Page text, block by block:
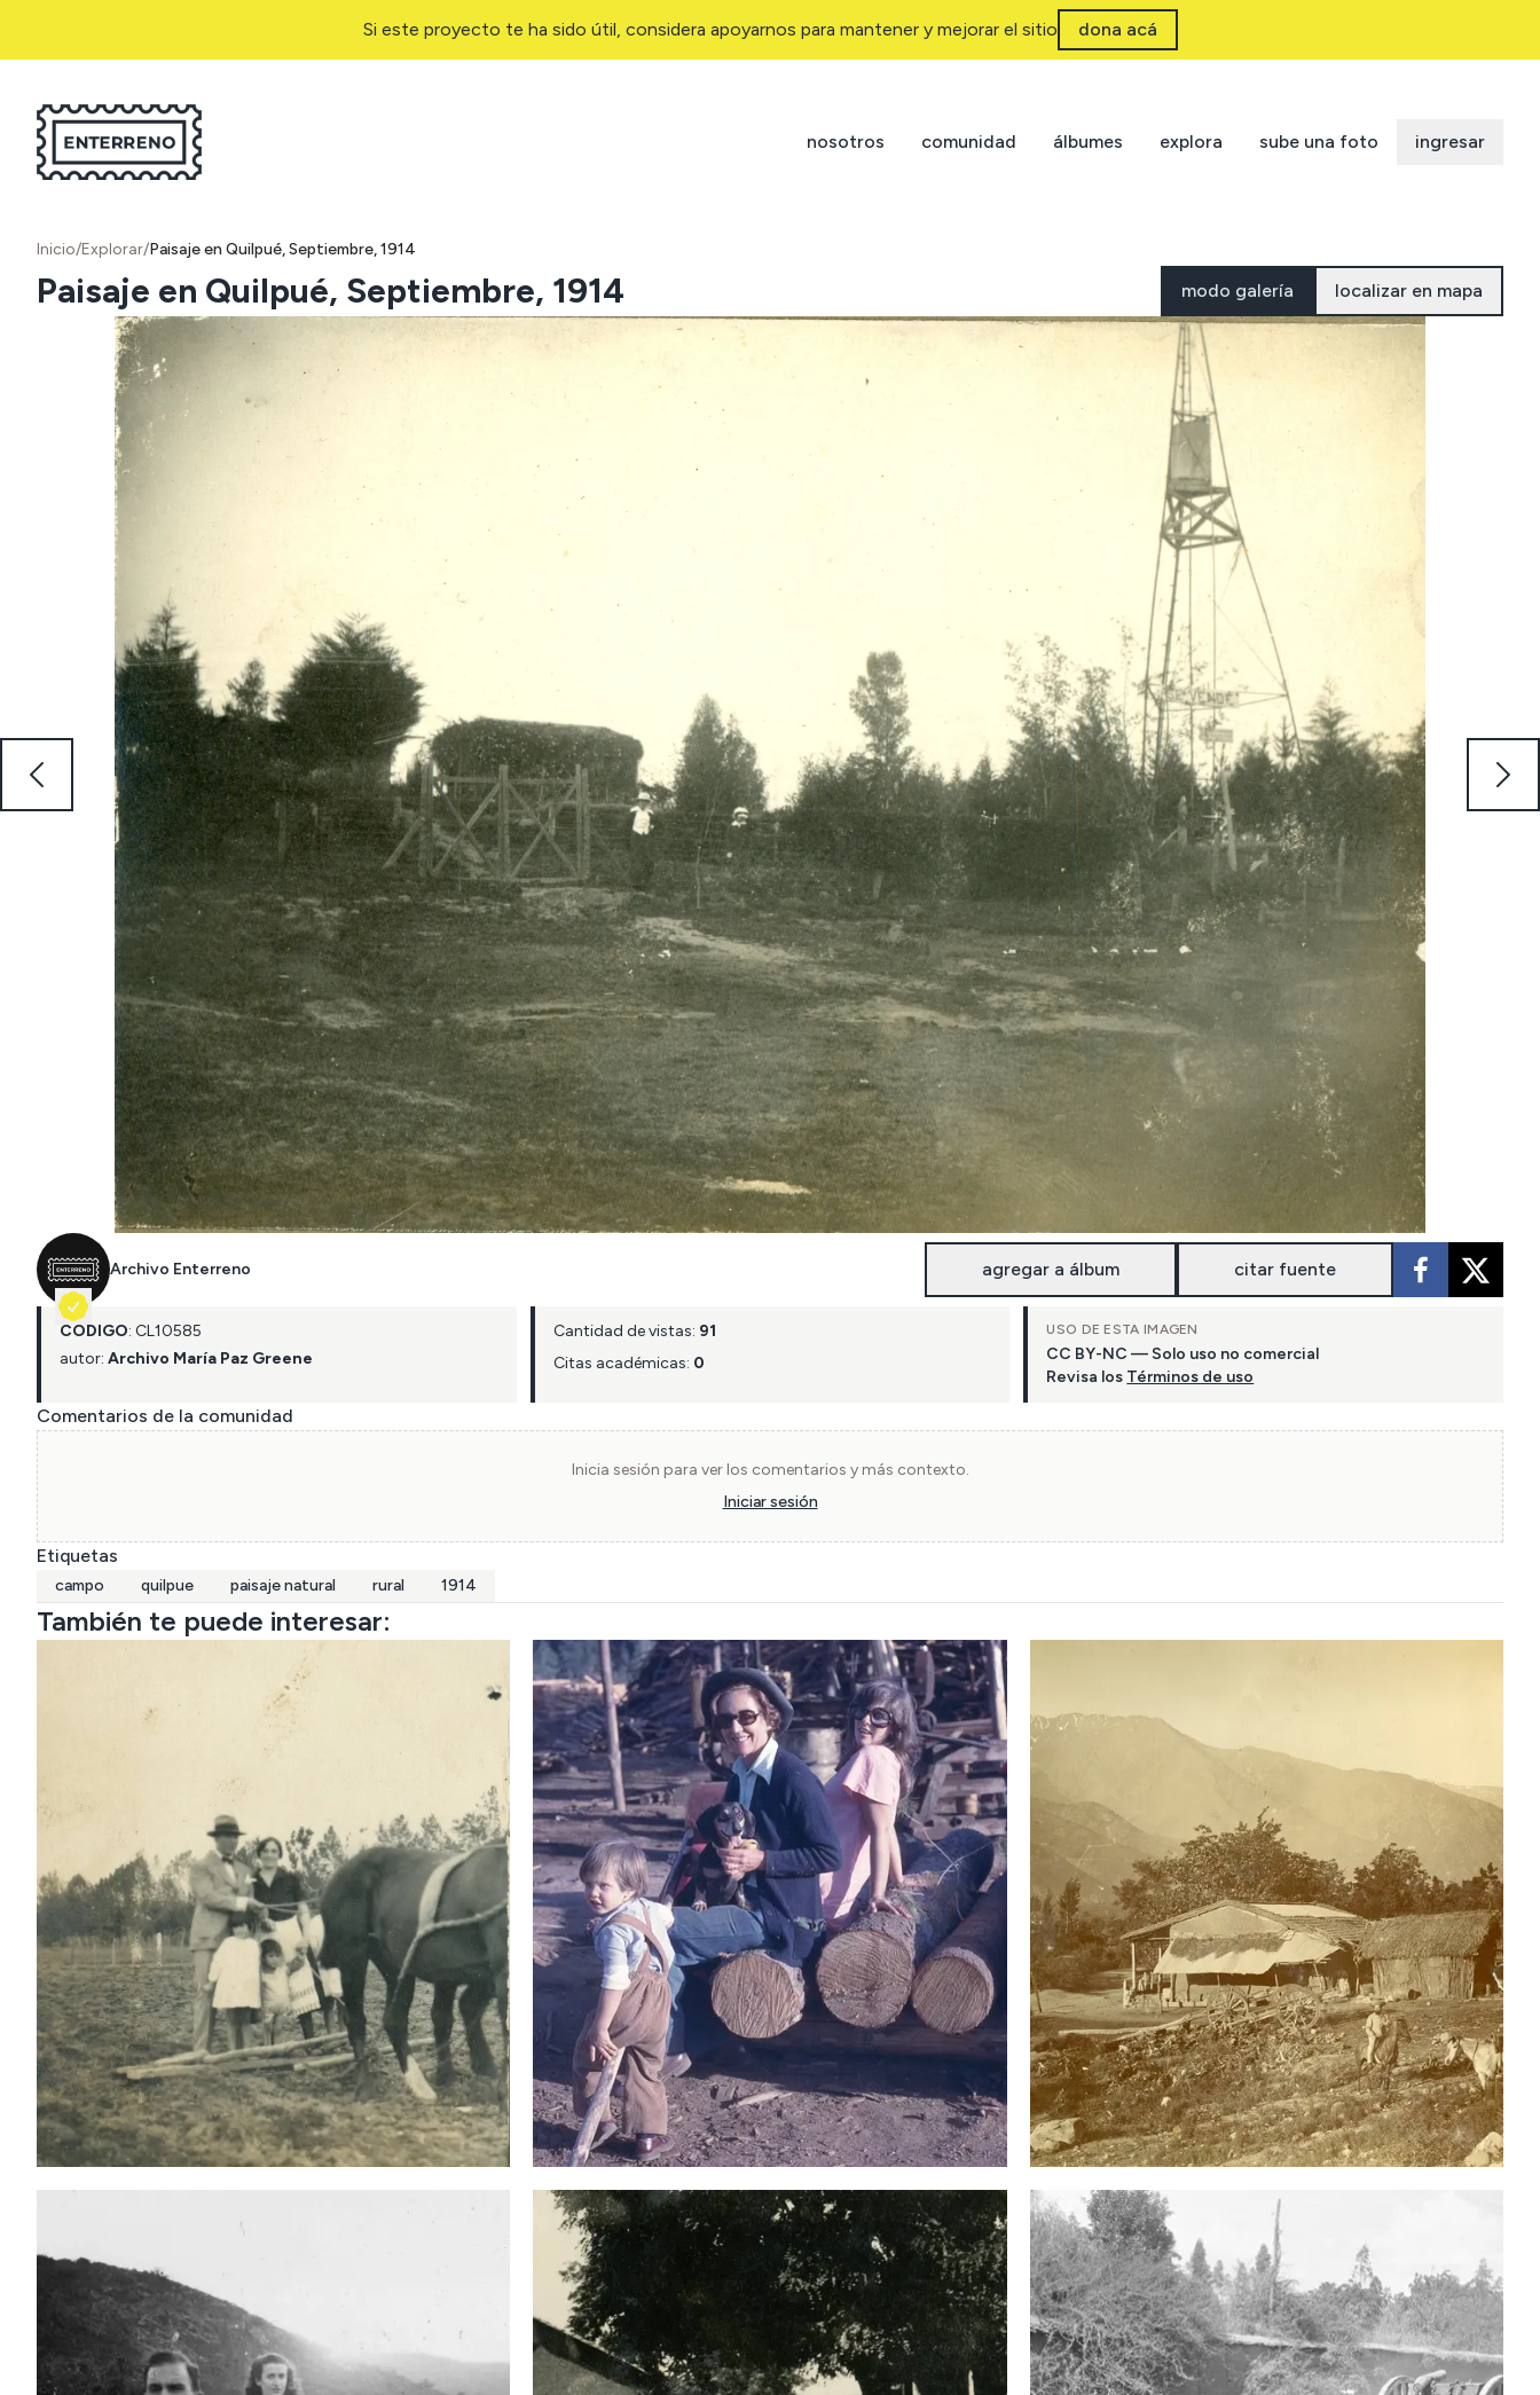
Si este proyecto te ha sido útil, considera apoyarnos para mantener y mejorar el sitio dona acá
nosotros comunidad álbumes explora sube una foto ingresar
Inicio/Explorar/Paisaje en Quilpué, Septiembre, 1914
Paisaje en Quilpué, Septiembre, 1914 modo galería localizar en mapa
Archivo Enterreno agregar a álbum citar fuente
CÓDIGO: CL10585
autor: Archivo María Paz Greene
Cantidad de vistas: 91
Citas académicas: 0
USO DE ESTA IMAGEN
CC BY-NC — Solo uso no comercial
Revisa los Términos de uso
Comentarios de la comunidad
Inicia sesión para ver los comentarios y más contexto.
Iniciar sesión
Etiquetas
campo quilpue paisaje natural rural 1914
También te puede interesar: